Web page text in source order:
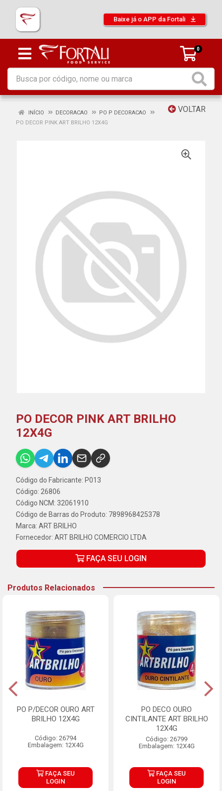
Baixe já o APP da Fortali
0
VOLTAR
INÍCIO DECORACAO
PO P DECORACAO
PO DECOR PINK ART BRILHO 12X4G
PO DECOR PINK ART BRILHO
12X4G
Código do Fabricante: P013
Código: 26806
Código NCM: 32061910
Código de Barras do Produto: 7898968425378
Marca: ART BRILHO
Fornecedor: ART BRILHO COMERCIO LTDA
FAÇA SEU LOGIN
Produtos Relacionados
PO P/DECOR OURO ART
BRILHO 12X4G
Código: 26794
Embalagem: 12X4G
FAÇA SEU
LOGIN
PO DECO OURO
CINTILANTE ART BRILHO
12X4G
Código: 26799
Embalagem: 12X4G
FAÇA SEU
LOGIN